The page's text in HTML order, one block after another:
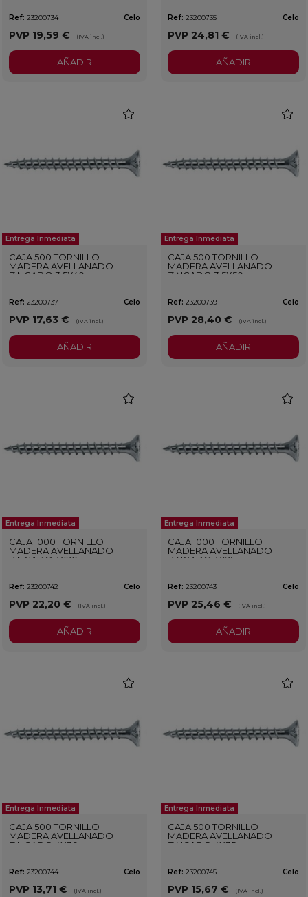
Ref: 23200734 Celo
PVP 19,59 € (IVA incl.)
AÑADIR
Ref: 23200735 Celo
PVP 24,81 € (IVA incl.)
AÑADIR
Entrega Inmediata
CAJA 500 TORNILLO
MADERA AVELLANADO
ZINCADO 3,5X40
Ref: 23200737 Celo
PVP 17,63 € (IVA incl.)
AÑADIR
Entrega Inmediata
CAJA 500 TORNILLO
MADERA AVELLANADO
ZINCADO 3,5X50
Ref: 23200739 Celo
PVP 28,40 € (IVA incl.)
AÑADIR
Entrega Inmediata
CAJA 1000 TORNILLO
MADERA AVELLANADO
ZINCADO 4X20
Ref: 23200742 Celo
PVP 22,20 € (IVA incl.)
AÑADIR
Entrega Inmediata
CAJA 1000 TORNILLO
MADERA AVELLANADO
ZINCADO 4X25
Ref: 23200743 Celo
PVP 25,46 € (IVA incl.)
AÑADIR
Entrega Inmediata
CAJA 500 TORNILLO
MADERA AVELLANADO
ZINCADO 4X30
Ref: 23200744 Celo
PVP 13,71 € (IVA incl.)
Entrega Inmediata
CAJA 500 TORNILLO
MADERA AVELLANADO
ZINCADO 4X35
Ref: 23200745 Celo
PVP 15,67 € (IVA incl.)